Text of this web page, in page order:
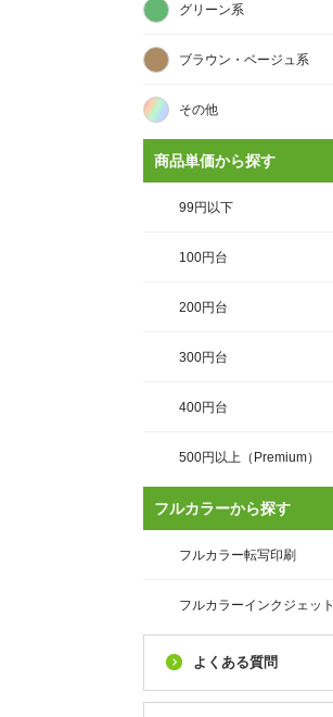
グリーン系
ブラウン・ベージュ系
その他
商品単価から探す
99円以下
100円台
200円台
300円台
400円台
500円以上（Premium）
フルカラーから探す
フルカラー転写印刷
フルカラーインクジェット
よくある質問